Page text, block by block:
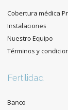
Cobertura médica
Instalaciones
Nuestro Equipo
Términos y
Fertilidad
Banco